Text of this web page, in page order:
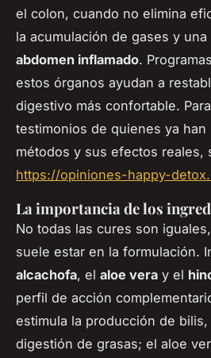
el colon, cuando no elimina
la acumulación de gases y
abdomen inflamado.
estos órganos ayudan a
digestivo más confortable.
testimonios de quienes ya han
métodos y sus efectos reales,
https://opiniones-happy-
La importancia de los
No todas las cures son
suele estar en la formulación.
alcachofa, el aloe vera y el
perfil de acción
estimula la producción de bilis,
digestión de grasas; el aloe